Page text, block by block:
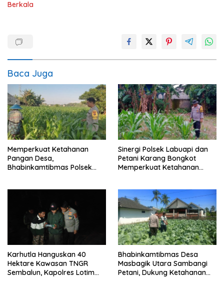
Berkala
Baca Juga
Memperkuat Ketahanan
Pangan Desa,
Bhabinkamtibmas Polsek
Sinergi Polsek Labuapi dan
Petani Karang Bongkot
Memperkuat Ketahanan
Karhutla Hanguskan 40
Hektare Kawasan TNGR
Sembalun, Kapolres Lotim
Bhabinkamtibmas Desa
Masbagik Utara Sambangi
Petani, Dukung Ketahanan